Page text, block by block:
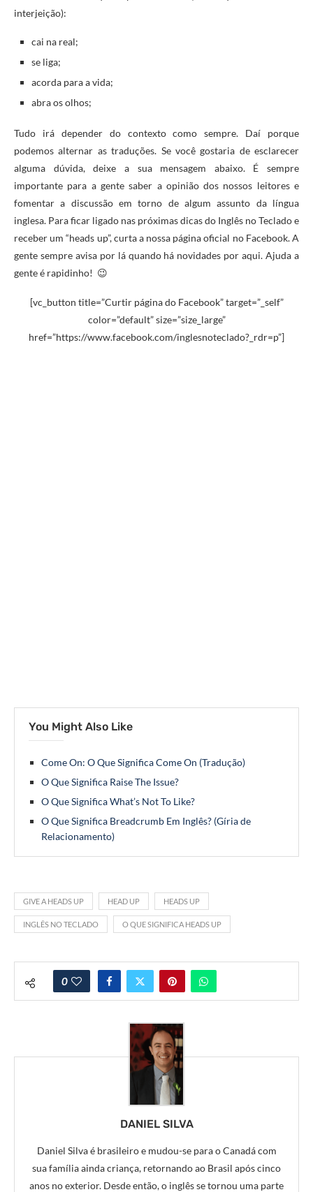
interjeição):
cai na real;
se liga;
acorda para a vida;
abra os olhos;
Tudo irá depender do contexto como sempre. Daí porque
podemos alternar as traduções. Se você gostaria de esclarecer
alguma dúvida, deixe a sua mensagem abaixo. É sempre
importante para a gente saber a opinião dos nossos leitores e
fomentar a discussão em torno de algum assunto da língua
inglesa. Para ficar ligado nas próximas dicas do Inglês no Teclado e
receber um “heads up”, curta a nossa página oficial no Facebook. A
gente sempre avisa por lá quando há novidades por aqui. Ajuda a
gente é rapidinho! 😉
[vc_button title=”Curtir página do Facebook” target=”_self”
color=”default” size=”size_large”
href=”https://www.facebook.com/inglesnoteclado?_rdr=p”]
You Might Also Like
Come On: O Que Significa Come On (Tradução)
O Que Significa Raise The Issue?
O Que Significa What’s Not To Like?
O Que Significa Breadcrumb Em Inglês? (Gíria de
Relacionamento)
GIVE A HEADS UP HEAD UP HEADS UP
INGLÊS NO TECLADO O QUE SIGNIFICA HEADS UP
0
DANIEL SILVA
Daniel Silva é brasileiro e mudou-se para o Canadá com
sua família ainda criança, retornando ao Brasil após cinco
anos no exterior. Desde então, o inglês se tornou uma parte